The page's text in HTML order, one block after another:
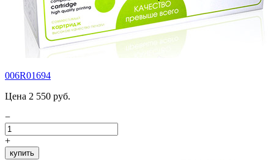
006R01694
Цена 2 550 руб.
−
+
купить